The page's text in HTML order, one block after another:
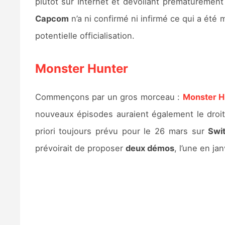
Capcom n’a ni confirmé ni infirmé ce qui a
potentielle officialisation.
Monster Hunter
Commençons par un gros morceau : Monster
nouveaux épisodes auraient également le
priori toujours prévu pour le 26 mars sur
prévoirait de proposer deux démos, l’une en